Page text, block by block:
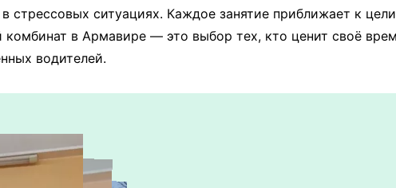
стрессовых ситуациях. Каждое занятие приближает к
в Армавире — это выбор тех, кто ценит своё
водителей.